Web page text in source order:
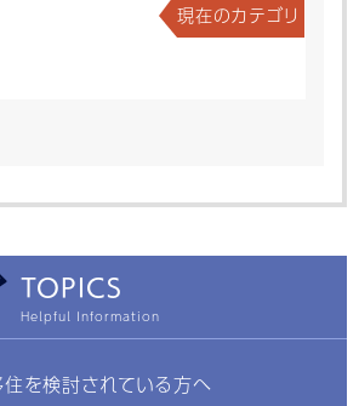
現在のカテゴリ
TOPICS
を検討されている方へ